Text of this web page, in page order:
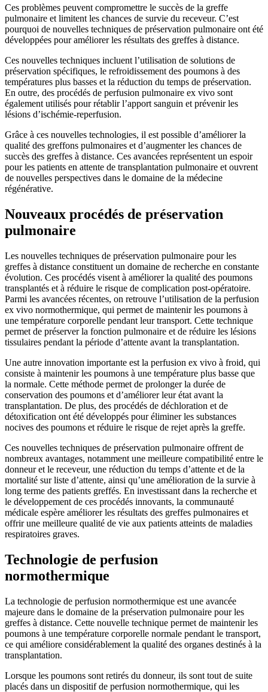
Ces problèmes peuvent compromettre le succès de la greffe
pulmonaire et limitent les chances de survie du receveur. C’est
pourquoi de nouvelles techniques de préservation pulmonaire ont été
développées pour améliorer les résultats des greffes à distance.
Ces nouvelles techniques incluent l’utilisation de solutions de
préservation spécifiques, le refroidissement des poumons à des
températures plus basses et la réduction du temps de préservation.
En outre, des procédés de perfusion pulmonaire ex vivo sont
également utilisés pour rétablir l’apport sanguin et prévenir les
lésions d’ischémie-reperfusion.
Grâce à ces nouvelles technologies, il est possible d’améliorer la
qualité des greffons pulmonaires et d’augmenter les chances de
succès des greffes à distance. Ces avancées représentent un espoir
pour les patients en attente de transplantation pulmonaire et ouvrent
de nouvelles perspectives dans le domaine de la médecine
régénérative.
Nouveaux procédés de préservation
pulmonaire
Les nouvelles techniques de préservation pulmonaire pour les
greffes à distance constituent un domaine de recherche en constante
évolution. Ces procédés visent à améliorer la qualité des poumons
transplantés et à réduire le risque de complication post-opératoire.
Parmi les avancées récentes, on retrouve l’utilisation de la perfusion
ex vivo normothermique, qui permet de maintenir les poumons à
une température corporelle pendant leur transport. Cette technique
permet de préserver la fonction pulmonaire et de réduire les lésions
tissulaires pendant la période d’attente avant la transplantation.
Une autre innovation importante est la perfusion ex vivo à froid, qui
consiste à maintenir les poumons à une température plus basse que
la normale. Cette méthode permet de prolonger la durée de
conservation des poumons et d’améliorer leur état avant la
transplantation. De plus, des procédés de déchloration et de
détoxification ont été développés pour éliminer les substances
nocives des poumons et réduire le risque de rejet après la greffe.
Ces nouvelles techniques de préservation pulmonaire offrent de
nombreux avantages, notamment une meilleure compatibilité entre le
donneur et le receveur, une réduction du temps d’attente et de la
mortalité sur liste d’attente, ainsi qu’une amélioration de la survie à
long terme des patients greffés. En investissant dans la recherche et
le développement de ces procédés innovants, la communauté
médicale espère améliorer les résultats des greffes pulmonaires et
offrir une meilleure qualité de vie aux patients atteints de maladies
respiratoires graves.
Technologie de perfusion
normothermique
La technologie de perfusion normothermique est une avancée
majeure dans le domaine de la préservation pulmonaire pour les
greffes à distance. Cette nouvelle technique permet de maintenir les
poumons à une température corporelle normale pendant le transport,
ce qui améliore considérablement la qualité des organes destinés à la
transplantation.
Lorsque les poumons sont retirés du donneur, ils sont tout de suite
placés dans un dispositif de perfusion normothermique, qui les